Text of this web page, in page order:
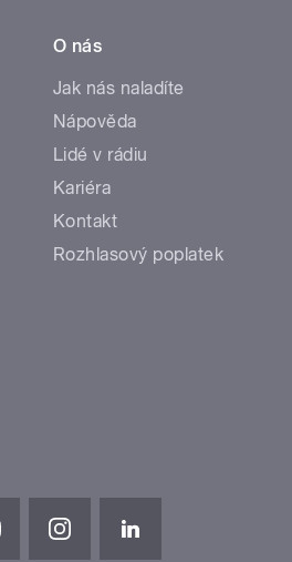
O nás
Jak nás naladíte
Nápověda
Lidé v rádiu
Kariéra
Kontakt
Rozhlasový poplatek